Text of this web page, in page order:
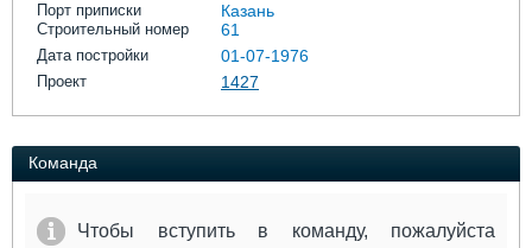
Порт приписки Казань
Строительный номер 61
Дата постройки 01-07-1976
Проект 1427
Команда
Чтобы вступить в команду, пожалуйста